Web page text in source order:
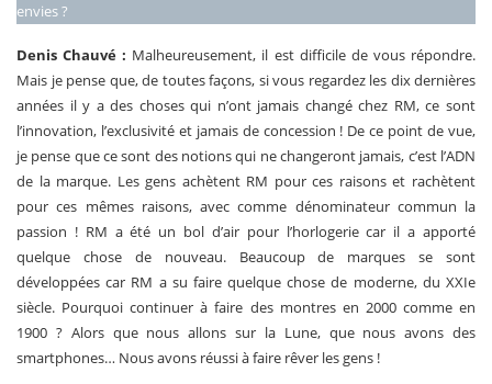
envies ?
Denis Chauvé : Malheureusement, il est difficile de vous répondre.
Mais je pense que, de toutes façons, si vous regardez les dix dernières
années il y a des choses qui n’ont jamais changé chez RM, ce sont
l’innovation, l’exclusivité et jamais de concession ! De ce point de vue,
je pense que ce sont des notions qui ne changeront jamais, c’est l’ADN
de la marque. Les gens achètent RM pour ces raisons et rachètent
pour ces mêmes raisons, avec comme dénominateur commun la
passion ! RM a été un bol d’air pour l’horlogerie car il a apporté
quelque chose de nouveau. Beaucoup de marques se sont
développées car RM a su faire quelque chose de moderne, du XXIe
siècle. Pourquoi continuer à faire des montres en 2000 comme en
1900 ? Alors que nous allons sur la Lune, que nous avons des
smartphones… Nous avons réussi à faire rêver les gens !